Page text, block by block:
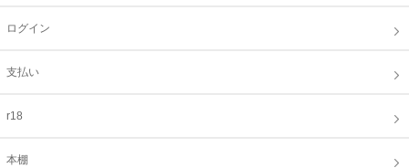
ログイン
支払い
r18
本棚